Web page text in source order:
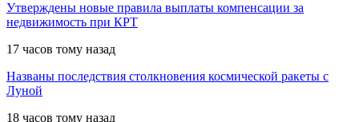
Утверждены новые правила выплаты компенсации за
недвижимость при КРТ
17 часов тому назад
Названы последствия столкновения космической ракеты с
Луной
18 часов тому назад